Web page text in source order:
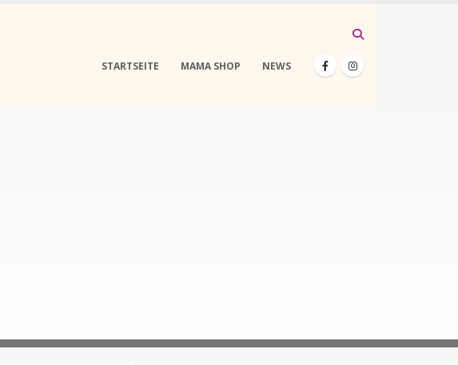
STARTSEITE MAMA SHOP NEWS